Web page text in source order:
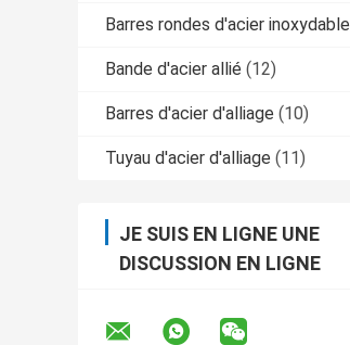
Barres rondes d'acier inoxydable
Bande d'acier allié (12)
Barres d'acier d'alliage (10)
Tuyau d'acier d'alliage (11)
JE SUIS EN LIGNE UNE
DISCUSSION EN LIGNE